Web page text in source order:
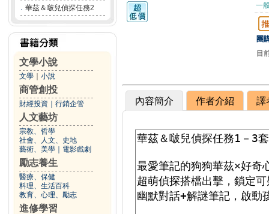
． 華茲＆啵兒偵探任務2
文學小說
文學 小說
商管創投
財經投資 行銷企管
人文藝坊
宗教、哲學
社會、人文、史地
藝術、美學
電影戲劇
勵志養生
醫療、保健
料理、生活百科
教育、心理、勵志
進修學習
一
團
目
內容簡介 作者介紹 譯